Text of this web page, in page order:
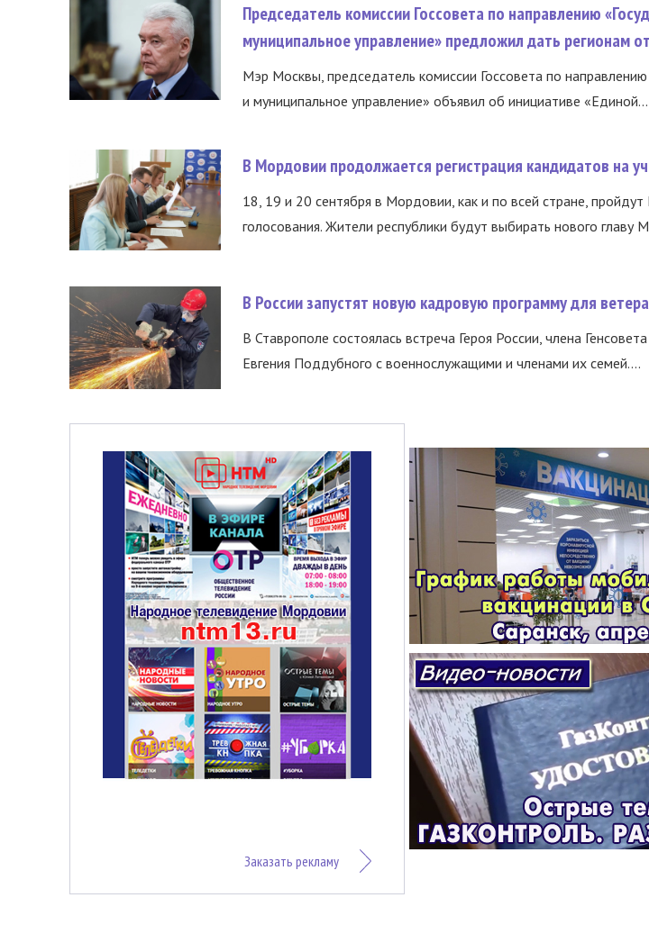
Председатель комиссии Госсовета по направлению
муниципальное управление» предложил дать регионам
Мэр Москвы, председатель комиссии Госсовета по направлению
и муниципальное управление» объявил об инициативе «Единой...
В Мордовии продолжается регистрация кандидатов на
18, 19 и 20 сентября в Мордовии, как и по всей стране,
голосования. Жители республики будут выбирать нового главу
В России запустят новую кадровую программу для
В Ставрополе состоялась встреча Героя России, члена
Евгения Поддубного с военнослужащими и членами их семей....
Заказать рекламу